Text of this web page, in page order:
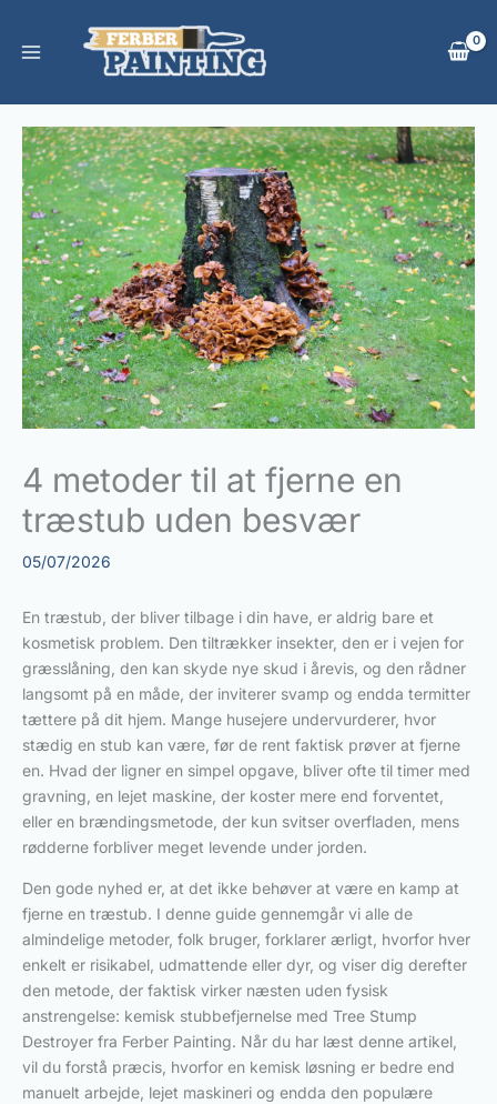
indholdet
4 metoder til at fjerne en
træstub uden besvær
05/07/2026
En træstub, der bliver tilbage i din have, er aldrig bare et
kosmetisk problem. Den tiltrækker insekter, den er i vejen for
græsslåning, den kan skyde nye skud i årevis, og den rådner
langsomt på en måde, der inviterer svamp og endda termitter
tættere på dit hjem. Mange husejere undervurderer, hvor
stædig en stub kan være, før de rent faktisk prøver at fjerne
en. Hvad der ligner en simpel opgave, bliver ofte til timer med
gravning, en lejet maskine, der koster mere end forventet,
eller en brændingsmetode, der kun svitser overfladen, mens
rødderne forbliver meget levende under jorden.
Den gode nyhed er, at det ikke behøver at være en kamp at
fjerne en træstub. I denne guide gennemgår vi alle de
almindelige metoder, folk bruger, forklarer ærligt, hvorfor hver
enkelt er risikabel, udmattende eller dyr, og viser dig derefter
den metode, der faktisk virker næsten uden fysisk
anstrengelse: kemisk stubbefjernelse med Tree Stump
Destroyer fra Ferber Painting. Når du har læst denne artikel,
vil du forstå præcis, hvorfor en kemisk løsning er bedre end
manuelt arbejde, lejet maskineri og endda den populære